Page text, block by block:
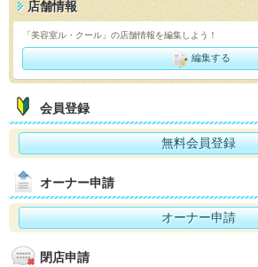
店舗情報
「美容室ル・クール」の店舗情報を編集しよう！
編集する
会員登録
無料会員登録
オーナー申請
オーナー申請
閉店申請